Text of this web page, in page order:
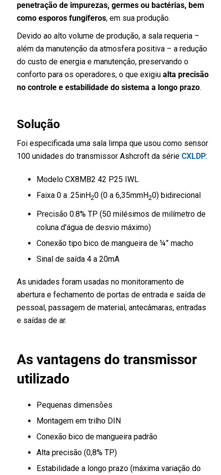
penetração de impurezas, germes ou bactérias, bem
como esporos fungíferos, em sua produção.
Devido ao alto volume de produção, a sala requeria –
além da manutenção da atmosfera positiva – a redução
do custo de energia e manutenção, preservando o
conforto para os operadores, o que exigiualta precisão
no controle e estabilidade do sistema a longo prazo.
Solução
Foi especificada uma sala limpa que usou como sensor
100 unidades do transmissor Ashcroft da sérieCXLDP:
Modelo CX8MB2 42 P25 IWL
Faixa 0 a .25inH20 (0 a 6,35mmH20) bidirecional
Precisão 0.8% TP (50 milésimos de milímetro de
coluna d’água de desvio máximo)
Conexão tipo bico de mangueira de ¼” macho
Sinal de saída 4 a 20mA
As unidades foram usadas no monitoramento de
abertura e fechamento de portas de entrada e saída de
pessoal, passagem de material, antecâmaras, entradas
e saídas de ar.
Asvantagens do transmissor
utilizado
Pequenas dimensões
Montagem em trilho DIN
Conexão bico de mangueira padrão
Alta precisão (0,8% TP)
Estabilidade a longo prazo (máxima variação do